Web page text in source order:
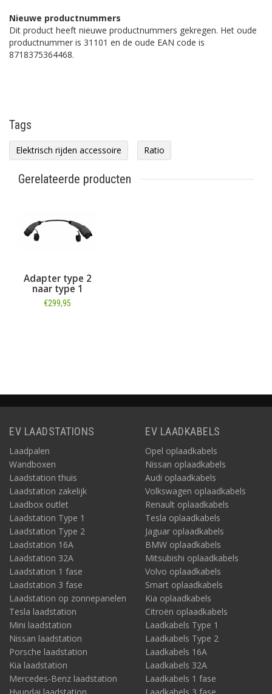
Nieuwe productnummers
Dit product heeft nieuwe productnummers gekregen. Het oude
productnummer is 31101 en de oude EAN code is
8718375364468.
Tags
Elektrisch rijden accessoire Ratio
Gerelateerde producten
Adapter type 2
naar type 1
€299,95
EV LAADSTATIONS
Laadpalen
Wandboxen
Laadstation thuis
Laadstation zakelijk
Laadbox outlet
Laadstation Type 1
Laadstation Type 2
Laadstation 16A
Laadstation 32A
Laadstation 1 fase
Laadstation 3 fase
Laadstation op zonnepanelen
Tesla laadstation
Mini laadstation
Nissan laadstation
Porsche laadstation
Kia laadstation
Mercedes-Benz laadstation
EV LAADKABELS
Opel oplaadkabels
Nissan oplaadkabels
Audi oplaadkabels
Volkswagen oplaadkabels
Renault oplaadkabels
Tesla oplaadkabels
Jaguar oplaadkabels
BMW oplaadkabels
Mitsubishi oplaadkabels
Volvo oplaadkabels
Smart oplaadkabels
Kia oplaadkabels
Citroën oplaadkabels
Laadkabels Type 1
Laadkabels Type 2
Laadkabels 16A
Laadkabels 32A
Laadkabels 1 fase